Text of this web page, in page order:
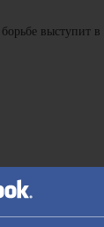
выступит в